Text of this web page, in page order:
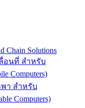
Chain Solutions
อนที่ สำหรับ
Computers)
า สำหรับ
Computers)